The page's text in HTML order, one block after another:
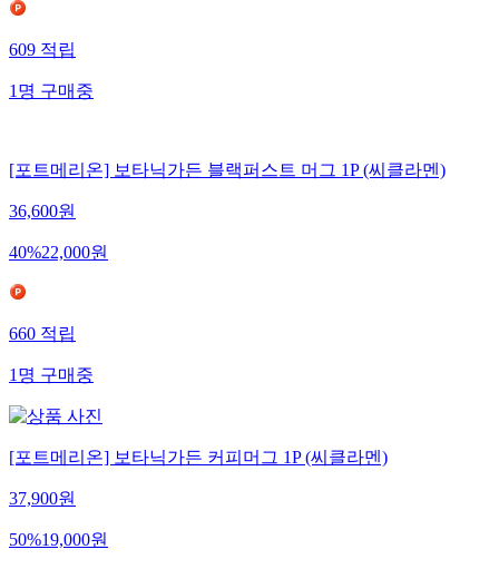
609적립
1명구매중
[포트메리온] 보타닉가든 블랙퍼스트 머그 1P (씨클라멘)
36,600원
40%22,000원
660적립
1명구매중
[포트메리온] 보타닉가든 커피머그 1P (씨클라멘)
37,900원
50%19,000원